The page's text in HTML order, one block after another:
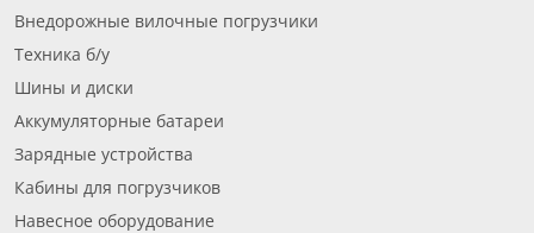
Внедорожные вилочные погрузчики
Техника б/у
Шины и диски
Аккумуляторные батареи
Зарядные устройства
Кабины для погрузчиков
Навесное оборудование